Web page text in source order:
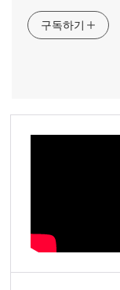
구독하기